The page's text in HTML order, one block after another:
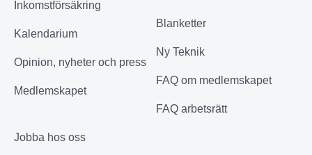
Inkomstförsäkring
Kalendarium
Opinion, nyheter och press
Medlemskapet
Blanketter
Ny Teknik
FAQ om medlemskapet
FAQ arbetsrätt
Jobba hos oss